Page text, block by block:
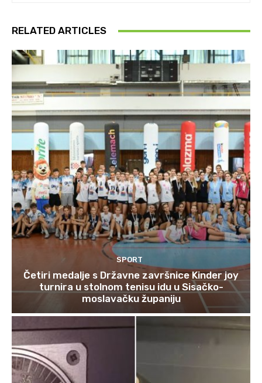
RELATED ARTICLES
SPORT
Četiri medalje s Državne završnice Kinder joy
turnira u stolnom tenisu idu u Sisačko-
moslavačku županiju